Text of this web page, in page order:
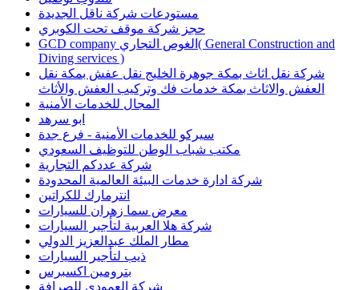
مستودعات شركة ناقل الجديدة
حجز شركة موقف تحت الكوبري
GCD company الغوص التجاري( General Construction and
Diving services )
شركة نقل اثاث بمكة جوهرة الخليج نقل عفش بمكة نقل
العفش والاثاث بمكة خدمات فك وتركيب العفش والأثاث
المجال للخدمات الأمنية
ابو سرهد
سيركو للخدمات الأمنية - فرع جدة
مكتب شباب الوطن للتوظيف السعودي
شركة عددكم التجارية
شركة ادارة خدمات البيئة العالمية المحدودة
انترمارك للكراتين
معرض سما زهران للسيارات
شركة هلا العربية لتأجير السيارات
مطار الملك عبدالعزيز الدولي
ذيب لتأجير السيارات
بترومين اكسبرس
شركة العمودي للصرافة